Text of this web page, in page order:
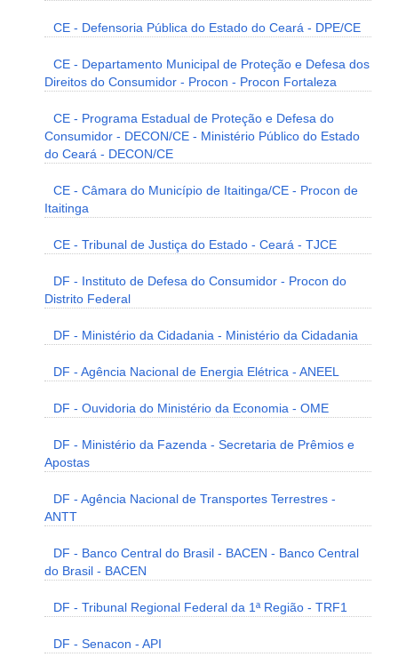
CE - Defensoria Pública do Estado do Ceará - DPE/CE
CE - Departamento Municipal de Proteção e Defesa dos
Direitos do Consumidor - Procon - Procon Fortaleza
CE - Programa Estadual de Proteção e Defesa do
Consumidor - DECON/CE - Ministério Público do Estado
do Ceará - DECON/CE
CE - Câmara do Município de Itaitinga/CE - Procon de
Itaitinga
CE - Tribunal de Justiça do Estado - Ceará - TJCE
DF - Instituto de Defesa do Consumidor - Procon do
Distrito Federal
DF - Ministério da Cidadania - Ministério da Cidadania
DF - Agência Nacional de Energia Elétrica - ANEEL
DF - Ouvidoria do Ministério da Economia - OME
DF - Ministério da Fazenda - Secretaria de Prêmios e
Apostas
DF - Agência Nacional de Transportes Terrestres -
ANTT
DF - Banco Central do Brasil - BACEN - Banco Central
do Brasil - BACEN
DF - Tribunal Regional Federal da 1ª Região - TRF1
DF - Senacon - API